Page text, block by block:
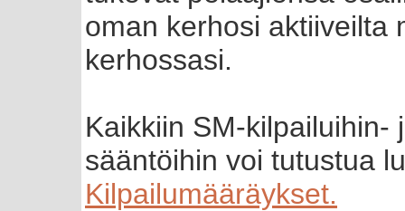
oman kerhosi aktiiveilta
kerhossasi.
Kaikkiin SM-kilpailuihin-
sääntöihin voi tutustua
Kilpailumääräykset.